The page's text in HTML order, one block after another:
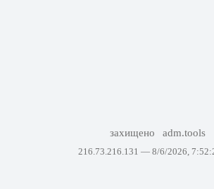
захищено adm.tools
216.73.216.131 — 8/6/2026,